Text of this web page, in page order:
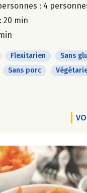
: 4
20 min
Flexitarien
Sans
Sans porc